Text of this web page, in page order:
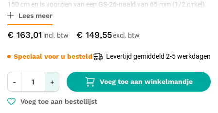
€ 163,01 € 149,55
- + Voeg toe aan winkelmandje
Voeg toe aan bestellijst
Speciaal voor u besteld Levertijd gemiddeld 2-5 werkdagen
150 cm en is voorzien van een GS-26-naald van 65 mm (1/2 cirkel).
De draad biedt tijdelijke steun en wordt door het lichaam
geresorbeerd, zodat hechtingen niet hoeven te worden verwijderd.
Steriel verpakt, 24 stuks per doos.
Lees meer